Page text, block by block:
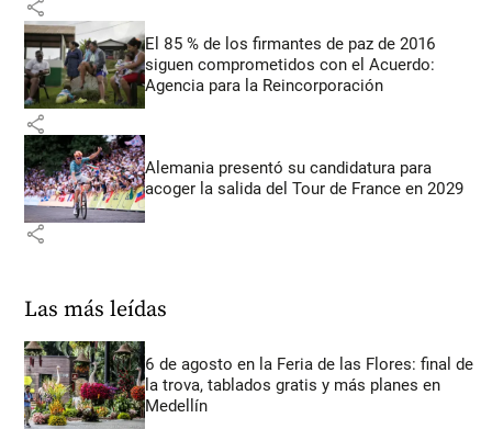
share
El 85 % de los firmantes de paz de 2016
siguen comprometidos con el Acuerdo:
Agencia para la Reincorporación
share
Alemania presentó su candidatura para
acoger la salida del Tour de France en 2029
share
Las más leídas
6 de agosto en la Feria de las Flores: final de
la trova, tablados gratis y más planes en
Medellín